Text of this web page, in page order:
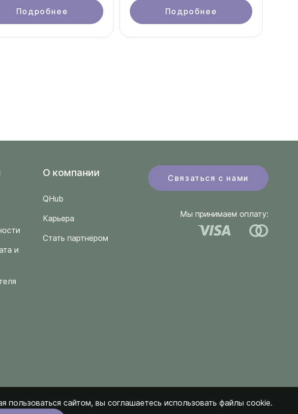
Подробнее Подробнее
и
O компании
QHub
Карьера
Стать партнером
Связаться с нами
Мы принимаем оплату:
сайтом, вы соглашаетесь использовать файлы cookie.